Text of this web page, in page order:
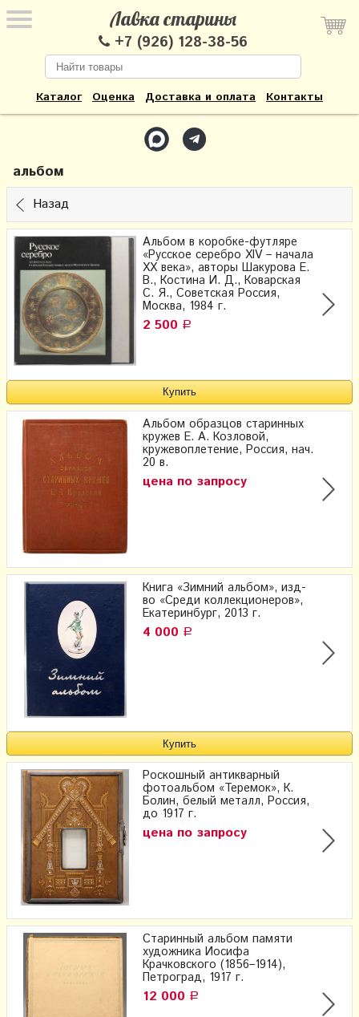
Лавка старины
+7 (926) 128-38-56
Каталог Оценка Доставка и оплата Контакты
альбом
Назад
Альбом в коробке-футляре
«Русское серебро XIV – начала
XX века», авторы Шакурова Е.
В., Костина И. Д., Коварская
С. Я., Советская Россия,
Москва, 1984 г.
2 500 Р
Альбом образцов старинных
кружев Е. А. Козловой,
кружевоплетение, Россия, нач.
20 в.
цена по запросу
Книга «Зимний альбом», изд-
во «Среди коллекционеров»,
Екатеринбург, 2013 г.
4 000 Р
Роскошный антикварный
фотоальбом «Теремок», К.
Болин, белый металл, Россия,
до 1917 г.
цена по запросу
Старинный альбом памяти
художника Иосифа
Крачковского (1856–1914),
Петроград, 1917 г.
12 000 Р